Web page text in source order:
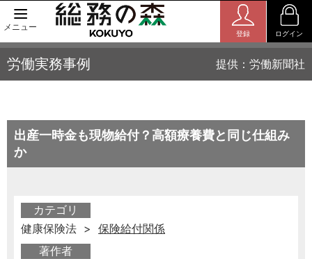
メニュー
登録 ログイン
労働実務事例 提供：労働新聞社
出産一時金も現物給付？高額療養費と同じ仕組み
か
カテゴリ
健康保険法 > 保険給付関係
著作者